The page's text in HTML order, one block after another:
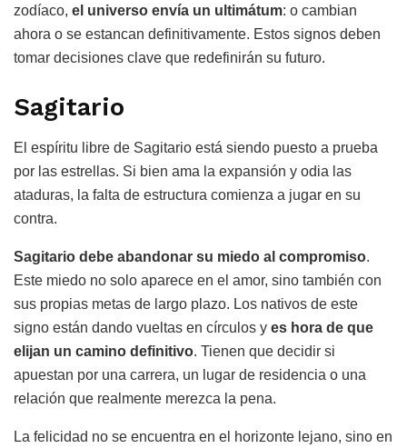
zodíaco, el universo envía un ultimátum: o cambian
ahora o se estancan definitivamente. Estos signos deben
tomar decisiones clave que redefinirán su futuro.
Sagitario
El espíritu libre de Sagitario está siendo puesto a prueba
por las estrellas. Si bien ama la expansión y odia las
ataduras, la falta de estructura comienza a jugar en su
contra.
Sagitario debe abandonar su miedo al compromiso.
Este miedo no solo aparece en el amor, sino también con
sus propias metas de largo plazo. Los nativos de este
signo están dando vueltas en círculos y es hora de que
elijan un camino definitivo. Tienen que decidir si
apuestan por una carrera, un lugar de residencia o una
relación que realmente merezca la pena.
La felicidad no se encuentra en el horizonte lejano, sino en